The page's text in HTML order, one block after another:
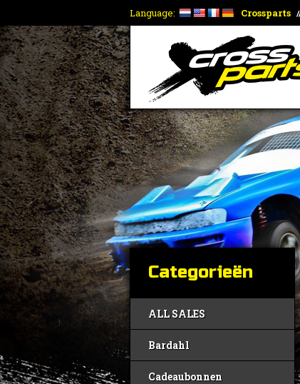
Language: Crossparts
Categorieën
ALL SALES
Bardahl
Cadeaubonnen